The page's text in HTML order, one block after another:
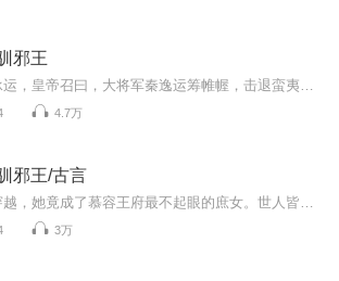
邪王
4.7万
邪王/古言
3万